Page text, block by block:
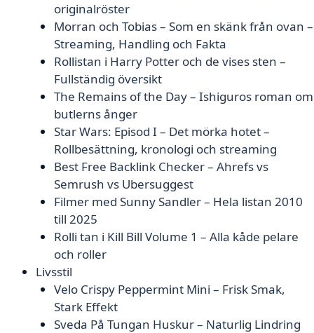
originalröster
Morran och Tobias – Som en skänk från ovan –
Streaming, Handling och Fakta
Rollistan i Harry Potter och de vises sten –
Fullständig översikt
The Remains of the Day – Ishiguros roman om
butlerns ånger
Star Wars: Episod I – Det mörka hotet –
Rollbesättning, kronologi och streaming
Best Free Backlink Checker – Ahrefs vs
Semrush vs Ubersuggest
Filmer med Sunny Sandler – Hela listan 2010
till 2025
Rolli tan i Kill Bill Volume 1 – Alla kåde pelare
och roller
Livsstil
Velo Crispy Peppermint Mini – Frisk Smak,
Stark Effekt
Sveda På Tungan Huskur – Naturlig Lindring